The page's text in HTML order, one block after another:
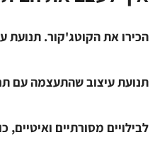
הכירו את הקוטג'קור. תנועת
תנועת עיצוב שהתעצמה עם
לבילויים מסורתיים ואיטיים,